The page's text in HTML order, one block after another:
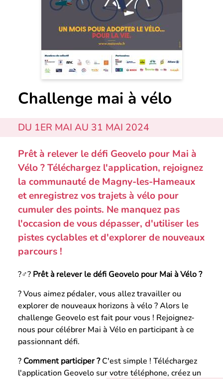
Challenge mai à vélo
DU 1ER MAI AU 31 MAI 2024
Prêt à relever le défi Geovelo pour Mai à
Vélo ? Téléchargez l'application, rejoignez
la communauté de Magny-les-Hameaux
et enregistrez vos trajets à vélo pour
cumuler des points. Ne manquez pas
l'occasion de vous dépasser, d'utiliser les
pistes cyclables et d'explorer de nouveaux
parcours !
?‍♂️? Prêt à relever le défi Geovelo pour Mai à Vélo ?
? Vous aimez pédaler, vous allez travailler ou
explorer de nouveaux horizons à vélo ? Alors le
challenge Geovelo est fait pour vous ! Rejoignez-
nous pour célébrer Mai à Vélo en participant à ce
passionnant défi.
?️Comment participer ?C'est simple ! Téléchargez
l'application Geovelo sur votre téléphone, créez un